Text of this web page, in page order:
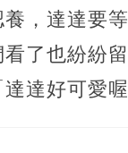
養，達達要
看了也紛紛
達達好可愛